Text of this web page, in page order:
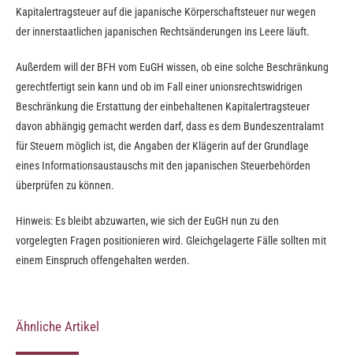
Kapitalertragsteuer auf die japanische Körperschaftsteuer nur wegen
der innerstaatlichen japanischen Rechtsänderungen ins Leere läuft.
Außerdem will der BFH vom EuGH wissen, ob eine solche Beschränkung
gerechtfertigt sein kann und ob im Fall einer unionsrechtswidrigen
Beschränkung die Erstattung der einbehaltenen Kapitalertragsteuer
davon abhängig gemacht werden darf, dass es dem Bundeszentralamt
für Steuern möglich ist, die Angaben der Klägerin auf der Grundlage
eines Informationsaustauschs mit den japanischen Steuerbehörden
überprüfen zu können.
Hinweis: Es bleibt abzuwarten, wie sich der EuGH nun zu den
vorgelegten Fragen positionieren wird. Gleichgelagerte Fälle sollten mit
einem Einspruch offengehalten werden.
Ähnliche Artikel